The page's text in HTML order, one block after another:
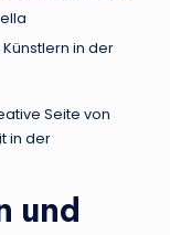
in der
Seite von
in der
und